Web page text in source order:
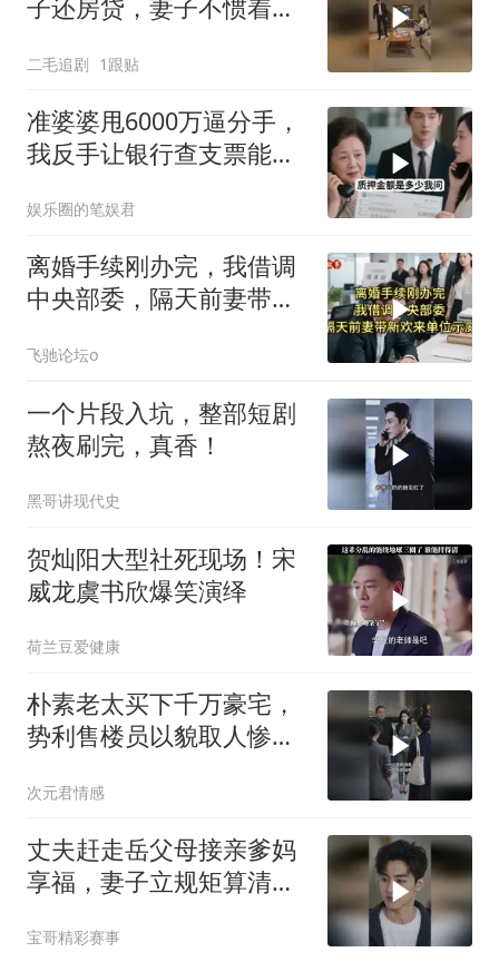
子还房贷，妻子不惯着他
二毛追剧 1跟贴
准婆婆甩6000万逼分手，
我反手让银行查支票能否
娱乐圈的笔娱君
离婚手续刚办完，我借调
中央部委，隔天前妻带新
飞驰论坛o
一个片段入坑，整部短剧
熬夜刷完，真香！
黑哥讲现代史
贺灿阳大型社死现场！宋
威龙虞书欣爆笑演绎
荷兰豆爱健康
朴素老太买下千万豪宅，
势利售楼员以貌取人惨遭
次元君情感
丈夫赶走岳父母接亲爹妈
享福，妻子立规矩算清每
宝哥精彩赛事